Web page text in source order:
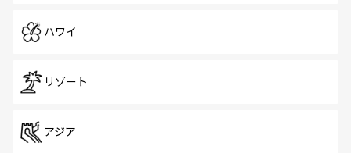
ハワイ
リゾート
アジア